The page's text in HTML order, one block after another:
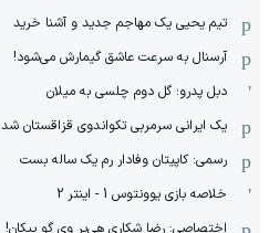
تیم یحیی یک مهاجم جدید و آشنا خرید
آرسنال به سرعت عاشق گیمارش می‌شود!
دبل پدرو؛ گل دوم چلسی به میلان
یک ایرانی سرمربی تکواندوی قزاقستان شد
رسمی: کاپیتان وفادار رم یک ساله بست
خلاصه بازی یوونتوس 1 - اینتر 2
اختصاصی: رضا شکاری هی‌یر وی‌ گو پیکان!